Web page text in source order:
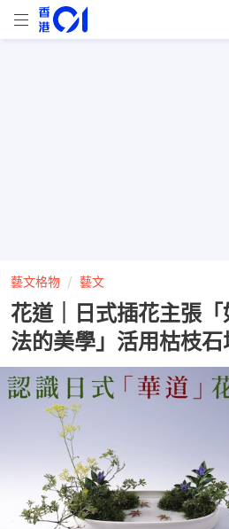
藝文格物 藝文
花道｜日式插花主張
法的美學」活用枯枝石